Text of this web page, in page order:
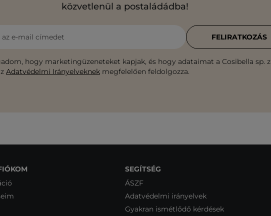
közvetlenül a postaládádba!
e-mail címedet
hogy marketingüzeneteket kapjak, és hogy adataimat a Cosibella sp. z
Adatvédelmi Irányelveknek megfelelően feldolgozza.
FELIRATKOZÁS
SEGÍTSÉG
ÁSZF
Adatvédelmi irányelvek
Gyakran ismétlődő kérdések